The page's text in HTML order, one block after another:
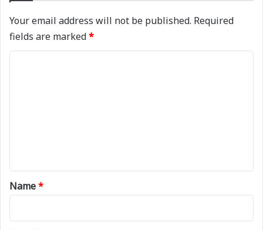
Your email address will not be published. Required
fields are marked*
*
Name*